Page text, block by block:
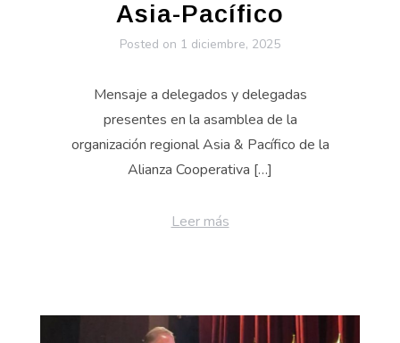
Asia-Pacífico
Posted on 1 diciembre, 2025
Mensaje a delegados y delegadas
presentes en la asamblea de la
organización regional Asia & Pacífico de la
Alianza Cooperativa […]
Leer más